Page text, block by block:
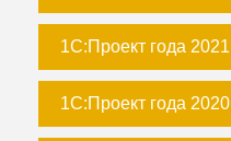
1С:Проект года 2021
1С:Проект года 2020